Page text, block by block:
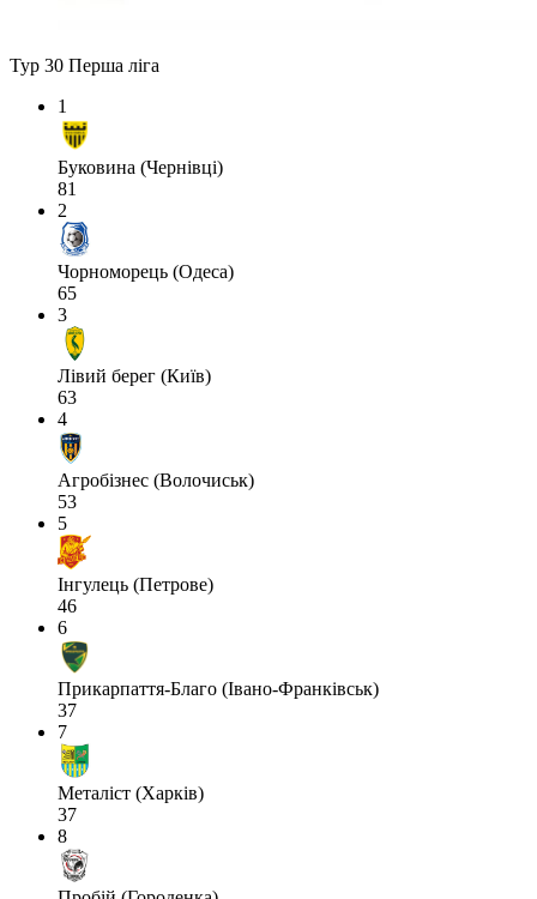
Тур 30 Перша ліга
1
Буковина (Чернівці)
81
2
Чорноморець (Одеса)
65
3
Лівий берег (Київ)
63
4
Агробізнес (Волочиськ)
53
5
Інгулець (Петрове)
46
6
Прикарпаття-Благо (Івано-Франківськ)
37
7
Металіст (Харків)
37
8